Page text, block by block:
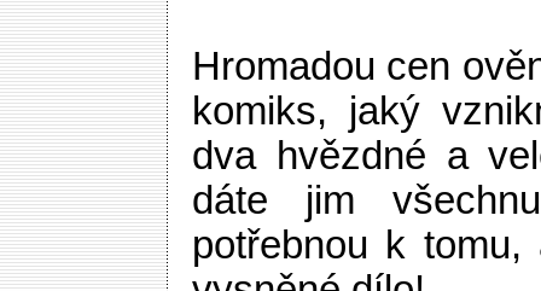
Hromadou cen
komiks, jaký
dva hvězdné a
dáte jim
potřebnou k